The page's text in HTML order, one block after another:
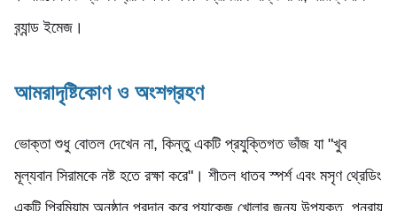
ব্র্যান্ড ইমেজ।
আমরাদৃষ্টিকোণ ও অংশগ্রহণ
ভোক্তা শুধু বোতল দেখেন না, কিন্তু একটি প্রযুক্তিগত ভাঁজ যা "খুব
মূল্যবান সিরামকে নষ্ট হতে রক্ষা করে"। শীতল ধাতব স্পর্শ এবং মসৃণ থ্রেডিং
একটি প্রিমিয়াম অনুষ্ঠান প্রদান করে,প্যাকেজ খোলার জন্য উপযুক্ত. পুনরায়